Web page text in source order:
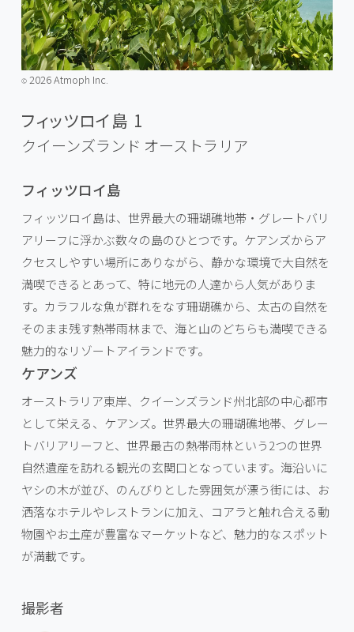
©️2026 Atmoph Inc.
フィッツロイ島 1
クイーンズランド オーストラリア
フィッツロイ島
フィッツロイ島は、世界最大の珊瑚礁地帯・グレートバリ
アリーフに浮かぶ数々の島のひとつです。ケアンズからア
クセスしやすい場所にありながら、静かな環境で大自然を
満喫できるとあって、特に地元の人達から人気がありま
す。カラフルな魚が群れをなす珊瑚礁から、太古の自然を
そのまま残す熱帯雨林まで、海と山のどちらも満喫できる
魅力的なリゾートアイランドです。
ケアンズ
オーストラリア東岸、クイーンズランド州北部の中心都市
として栄える、ケアンズ。世界最大の珊瑚礁地帯、グレー
トバリアリーフと、世界最古の熱帯雨林という2つの世界
自然遺産を訪れる観光の玄関口となっています。海沿いに
ヤシの木が並び、のんびりとした雰囲気が漂う街には、お
洒落なホテルやレストランに加え、コアラと触れ合える動
物園やお土産が豊富なマーケットなど、魅力的なスポット
が満載です。
撮影者